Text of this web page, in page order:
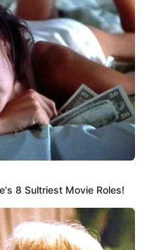
muestras, logrando
Hospital del Niño